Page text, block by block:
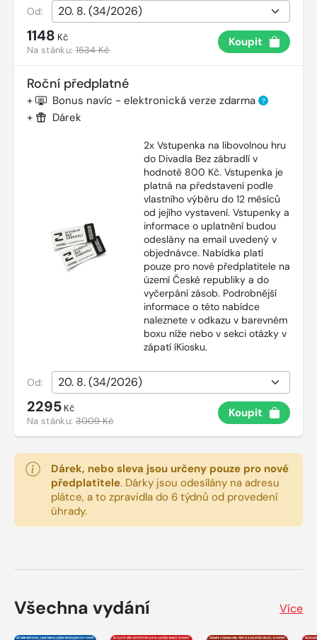
Od:
1148 Kč
Na stánku:1534 Kč
Koupit
Roční předplatné
+ Bonus navíc - elektronická verze zdarma ?
+ Dárek
2x Vstupenka na libovolnou hru
do Divadla Bez zábradlí v
hodnotě 800 Kč. Vstupenka je
platná na představení podle
vlastního výběru do 12 měsíců
od jejího vystavení. Vstupenky a
informace o uplatnění budou
odeslány na email uvedený v
objednávce. Nabídka platí
pouze pro nové předplatitele na
území České republiky a do
vyčerpání zásob. Podrobnější
informace o této nabídce
naleznete v odkazu v barevném
boxu níže nebo v sekci otázky v
zápatí íKiosku.
Od:
2295 Kč
Na stánku:3009 Kč
Koupit
Dárek, nebo sleva jsou určeny pouze pro nové
předplatitele. Dárky jsou odesílány na adresu
plátce, a to zpravidla do 6 týdnů od provedení
úhrady.
Všechna vydání Více